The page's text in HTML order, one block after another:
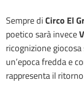
Sempre diCirco El
poetico sarà invece
ricognizione
un’epoca fredda e
rappresenta il